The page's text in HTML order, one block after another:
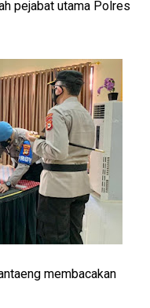
pejabat utama Polres
membacakan